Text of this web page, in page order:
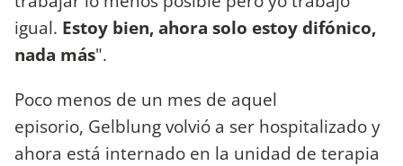
igual. Estoy bien, ahora solo estoy difónico,
nada más".
Poco menos de un mes de aquel
episorio, Gelblung volvió a ser hospitalizado y
ahora está internado en la unidad de terapia